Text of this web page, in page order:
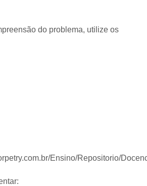
do problema, utilize os
Ensino/Repositorio/